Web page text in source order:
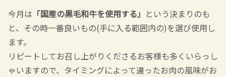
今月は 「国産の黒毛和牛を使用する」 という決まりのも
と、その時一番良いもの(手に入る範囲内の)を選び使用し
ます。
リピートしてお召し上がりくださるお客様も多くいらっし
ゃいますので、タイミングによって違ったお肉の風味がお